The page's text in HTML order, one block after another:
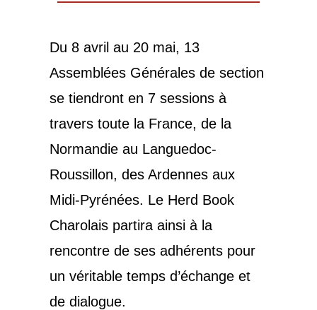
Du 8 avril au 20 mai, 13
Assemblées Générales de section
se tiendront en 7 sessions à
travers toute la France, de la
Normandie au Languedoc-
Roussillon, des Ardennes aux
Midi-Pyrénées. Le Herd Book
Charolais partira ainsi à la
rencontre de ses adhérents pour
un véritable temps d’échange et
de dialogue.